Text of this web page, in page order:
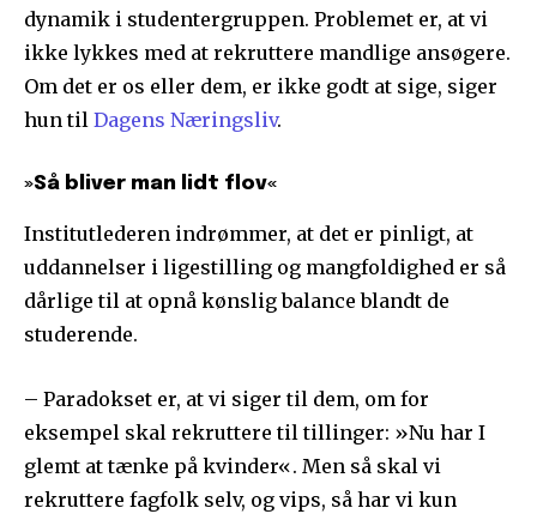
dynamik i studentergruppen. Problemet er, at vi
ikke lykkes med at rekruttere mandlige ansøgere.
Om det er os eller dem, er ikke godt at sige, siger
hun til Dagens Næringsliv.
»Så bliver man lidt flov«
Institutlederen indrømmer, at det er pinligt, at
uddannelser i ligestilling og mangfoldighed er så
dårlige til at opnå kønslig balance blandt de
studerende.
– Paradokset er, at vi siger til dem, om for
eksempel skal rekruttere til tillinger: »Nu har I
glemt at tænke på kvinder«. Men så skal vi
rekruttere fagfolk selv, og vips, så har vi kun